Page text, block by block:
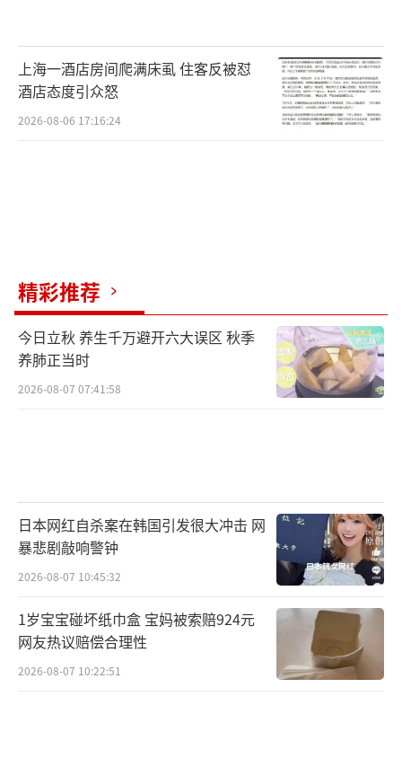
上海一酒店房间爬满床虱 住客反被怼
酒店态度引众怒
2026-08-06 17:16:24
精彩推荐
今日立秋 养生千万避开六大误区 秋季
养肺正当时
2026-08-07 07:41:58
日本网红自杀案在韩国引发很大冲击 网
暴悲剧敲响警钟
2026-08-07 10:45:32
1岁宝宝碰坏纸巾盒 宝妈被索赔924元
网友热议赔偿合理性
2026-08-07 10:22:51